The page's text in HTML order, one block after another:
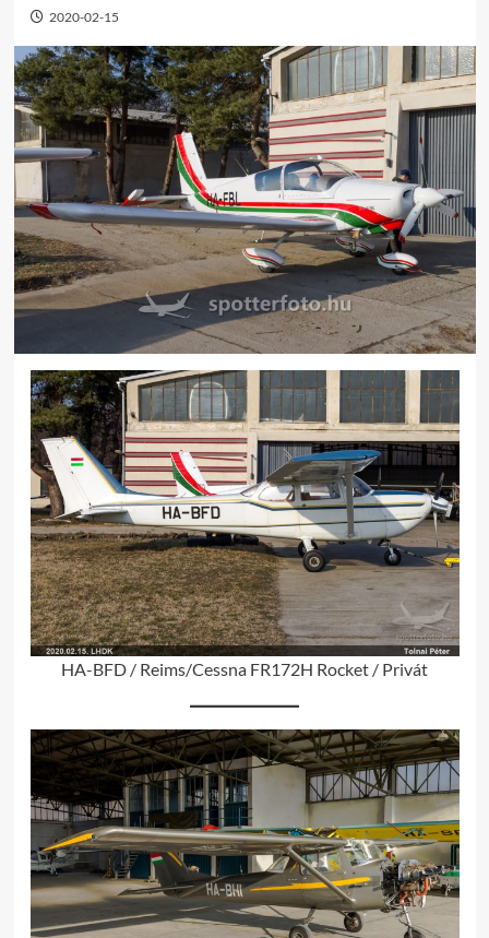
2020-02-15
HA-BFD / Reims/Cessna FR172H Rocket / Privát